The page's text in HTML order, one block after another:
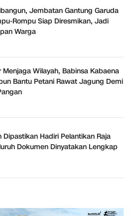
Jembatan Gantung Garuda
Rompu Siap Diresmikan, Jadi
Warga
Menjaga Wilayah, Babinsa Kabaena
Bantu Petani Rawat Jagung Demi
Dipastikan Hadiri Pelantikan Raja
Dokumen Dinyatakan Lengkap